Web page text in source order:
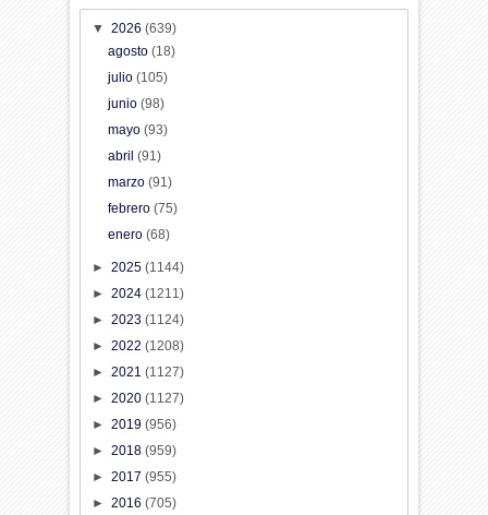
▼2026(639)
agosto (18)
julio (105)
junio (98)
mayo (93)
abril (91)
marzo (91)
febrero (75)
enero (68)
►2025(1144)
►2024(1211)
►2023(1124)
►2022(1208)
►2021(1127)
►2020(1127)
►2019(956)
►2018(959)
►2017(955)
►2016(705)